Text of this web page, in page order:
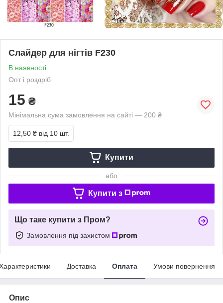
Слайдер для нігтів F230
В наявності
Опт і роздріб
15 ₴
Мінімальна сума замовлення на сайті — 200 ₴
12,50 ₴ від 10 шт.
Купити
або
Купити з
Що таке купити з Пром?
Замовлення під захистом
Доставка Оплата Умови повернення
Опис